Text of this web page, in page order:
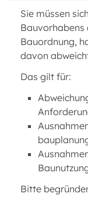
Sie müssen
Bauvorhabens
Bauordnung,
davon
Das gilt für:
Bitte